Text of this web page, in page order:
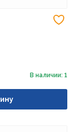
В наличии: 1